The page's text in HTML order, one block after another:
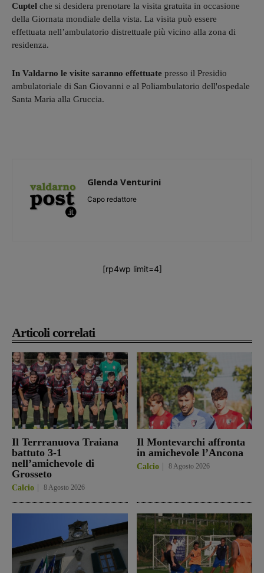
Articoli correlati
Il Terrranuova Traiana
battuto 3-1
nell’amichevole di
Grosseto
Calcio 8 Agosto 2026
Il Montevarchi affronta
in amichevole l’Ancona
Calcio 8 Agosto 2026
Cuptel che si desidera prenotare la visita gratuita in occasione
della Giornata mondiale della vista. La visita può essere
effettuata nell’ambulatorio distrettuale più vicino alla zona di
residenza.
In Valdarno le visite saranno effettuate presso il Presidio
ambulatoriale di San Giovanni e al Poliambulatorio dell'ospedale
Santa Maria alla Gruccia.
Glenda Venturini
Capo redattore
[rp4wp limit=4]